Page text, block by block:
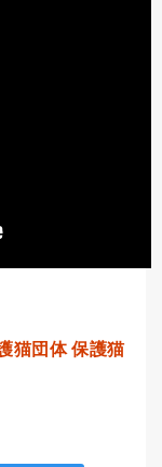
猫団体 保護猫